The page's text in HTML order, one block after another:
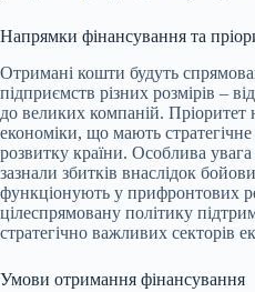
Напрямки фінансування та
Отримані кошти будуть
підприємств різних розмірів –
до великих компаній. Пріоритет
економіки, що мають
розвитку країни. Особлива увага
зазнали збитків внаслідок
функціонують у прифронтових
цілеспрямовану політику
стратегічно важливих секторів
Умови отримання фінансування